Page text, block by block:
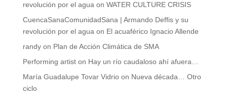
revolución por el agua on WATER CULTURE CRISIS
CuencaSanaComunidadSana | Armando Deffis y su
revolución por el agua on El acuaférico Ignacio Allende
randyon Plan de Acción Climática de SMA
Performing artiston Hay un río caudaloso ahí afuera…
María Guadalupe Tovar Vidrioon Nueva década… Otro
ciclo